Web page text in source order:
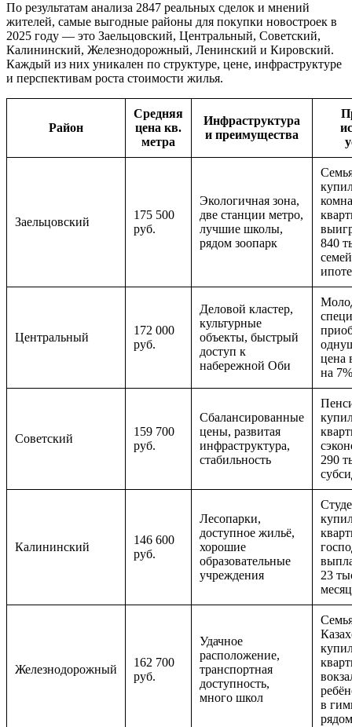
По результатам анализа 2847 реальных сделок и мнений
жителей, самые выгодные районы для покупки новостроек в
2025 году — это Заельцовский, Центральный, Советский,
Калининский, Железнодорожный, Ленинский и Кировский.
Каждый из них уникален по структуре, цене, инфраструктуре
и перспективам роста стоимости жилья.
Район
Средняя
цена кв.
метра
Инфраструктура
и преимущества
Заельцовский
175 500
руб.
Экологичная зона,
две станции метро,
лучшие школы,
рядом зоопарк
840
Центральный
172 000
руб.
Деловой кластер,
культурные
объекты, быстрый
доступ к
набережной Оби
цена
на 7%
Советский
159 700
руб.
Сбалансированные
цены, развитая
инфраструктура,
стабильность
290
Калининский
146 600
руб.
Лесопарки,
доступное жильё,
хорошие
образовательные
учреждения
23
месяц
Железнодорожный
162 700
руб.
Удачное
расположение,
транспортная
доступность,
много школ
в
рядом